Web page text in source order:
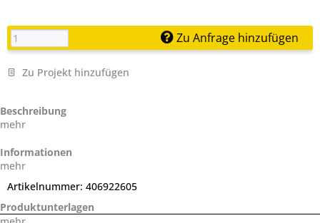
Zu Anfrage hinzufügen
Zu Projekt hinzufügen
Beschreibung
mehr
Informationen
mehr
Artikelnummer: 406922605
Produktunterlagen